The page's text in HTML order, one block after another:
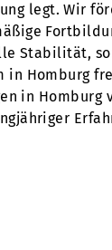
legt. Wir
Stabilität,
in Homburg
in Homburg